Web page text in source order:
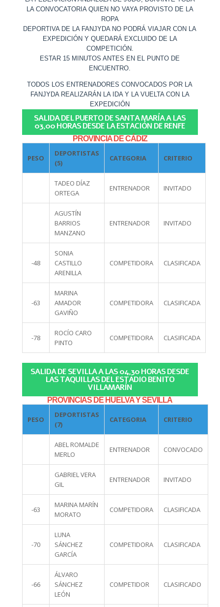
LA CONVOCATORIA QUIEN NO VAYA PROVISTO DE LA
ROPA
DEPORTIVA DE LA FANJYDA NO PODRÁ VIAJAR CON LA
EXPEDICIÓN Y QUEDARÁ EXCLUIDO DE LA
COMPETICIÓN.
ESTAR 15 MINUTOS ANTES EN EL PUNTO DE
ENCUENTRO.
TODOS LOS ENTRENADORES CONVOCADOS POR LA
FANJYDA REALIZARÁN LA IDA Y LA VUELTA CON LA
EXPEDICIÓN
SALIDA DEL PUERTO DE SANTA MARÍA A LAS
03,00 HORAS DESDE LA ESTACIÓN DE RENFE
PROVINCIA DE CÁDIZ
PESO
DEPORTISTAS
(5)
CATEGORIA CRITERIO
TADEO DÍAZ
ORTEGA
ENTRENADOR INVITADO
AGUSTÍN
BARRIOS
MANZANO
ENTRENADOR INVITADO
-48
SONIA
CASTILLO
ARENILLA
COMPETIDORA CLASIFICADA
-63
MARINA
AMADOR
GAVIÑO
COMPETIDORA CLASIFICADA
-78
ROCÍO CARO
PINTO
COMPETIDORA CLASIFICADA
SALIDA DE SEVILLA A LAS 04,30 HORAS DESDE
LAS TAQUILLAS DEL ESTADIO BENITO
VILLAMARÍN
PROVINCIAS DE HUELVA Y SEVILLA
PESO
DEPORTISTAS
(7)
CATEGORIA CRITERIO
ABEL ROMALDE
MERLO
ENTRENADOR CONVOCADO
GABRIEL VERA
GIL
ENTRENADOR INVITADO
-63
MARINA MARÍN
MORATO
COMPETIDORA CLASIFICADA
-70
LUNA
SÁNCHEZ
GARCÍA
COMPETIDORA CLASIFICADA
-66
ÁLVARO
SÁNCHEZ
LEÓN
COMPETIDOR CLASIFICADO